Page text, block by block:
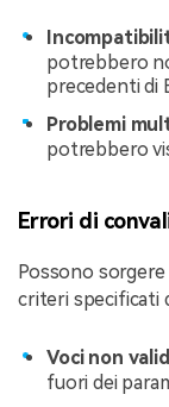
potrebbero
precedenti di
Problemi
potrebbero
Errori di
Possono
criteri specificati
Voci non
fuori dei